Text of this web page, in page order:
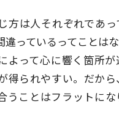
方は人それぞれであ
違っているってことは
よって心に響く箇所
得られやすい。だか
うことはフラットに